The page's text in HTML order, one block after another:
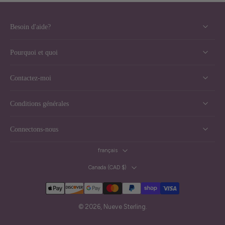
Besoin d'aide?
Pourquoi et quoi
Contactez-moi
Conditions générales
Connectons-nous
français
Canada ‎(CAD $)‎
© 2026, Nueve Sterling.